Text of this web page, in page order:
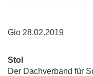
Gio 28.02.2019
Stol
Der Dachverband für